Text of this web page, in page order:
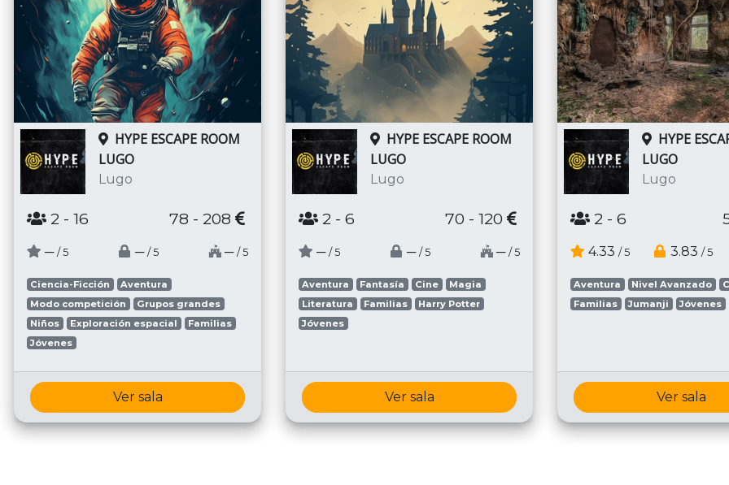
HYPE ESCAPE ROOM
LUGO
Lugo
2 - 16 78 - 208
─ / 5 ─ / 5 ─ / 5
Ciencia-Ficción
Aventura
Modo competición
Grupos grandes
Niños
Exploración espacial
Familias
Jóvenes
Ver sala
HYPE ESCAPE ROOM
LUGO
Lugo
2 - 6 70 - 120
─ / 5 ─ / 5 ─ / 5
Aventura Fantasía Cine
Magia
Literatura
Familias
Harry Potter
Jóvenes
Ver sala
HYPE
LUGO
Lugo
2 - 6
4.33 / 5 3.83 / 5
Aventura Nivel Avanzado
Familias
Jumanji Jóvenes
Ver sala